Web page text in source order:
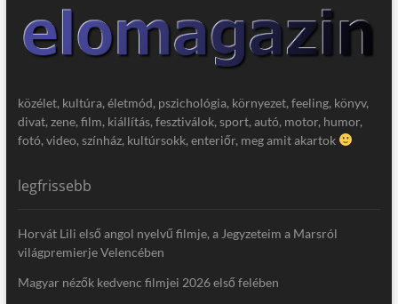
közélet, kultúra, életmód, pszichológia, környezet, feeling, könyv,
divat, zene, film, kiállítás, fesztiválok, sport, autó, motor, humor,
fotó, video, színház, kultúrsokk, enteriőr, meg amit akartok
legfrissebb
Horvát Lili első angol nyelvű filmje, a Jegyzeteim a Marsról
világpremierje Velencében
Magyar nézők kedvenc filmjei 2026 első felében